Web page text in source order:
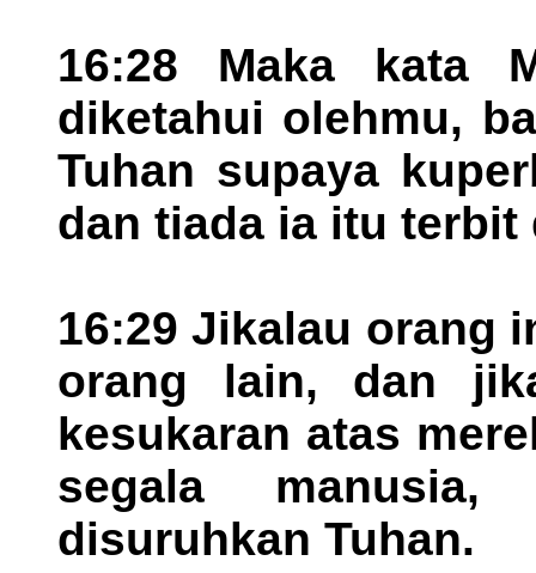
16:28 Maka kata
diketahui olehmu,
Tuhan supaya
dan tiada ia itu
16:29 Jikalau orang
orang lain, dan
kesukaran atas
segala
disuruhkan Tuhan.